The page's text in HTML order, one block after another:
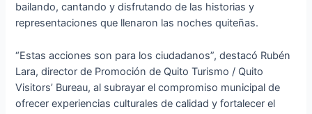
bailando, cantando y disfrutando de las historias y
representaciones que llenaron las noches quiteñas.
“Estas acciones son para los ciudadanos”, destacó Rubén
Lara, director de Promoción de Quito Turismo / Quito
Visitors’ Bureau, al subrayar el compromiso municipal de
ofrecer experiencias culturales de calidad y fortalecer el